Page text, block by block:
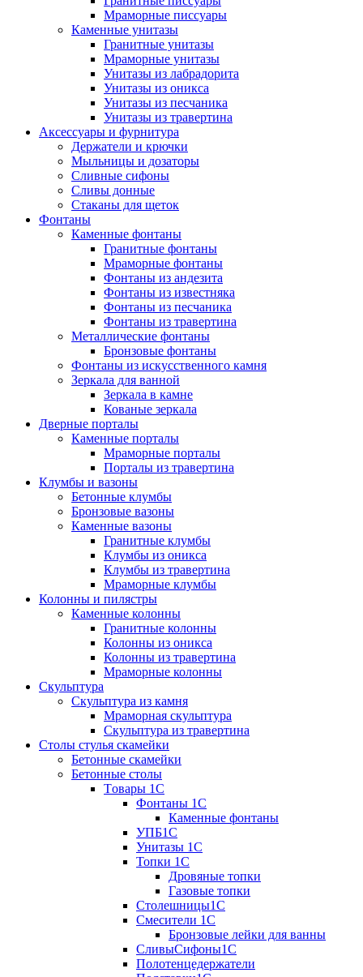
Мраморные писсуары
Каменные унитазы
Гранитные унитазы
Мраморные унитазы
Унитазы из лабрадорита
Унитазы из оникса
Унитазы из песчаника
Унитазы из травертина
Аксессуары и фурнитура
Держатели и крючки
Мыльницы и дозаторы
Сливные сифоны
Сливы донные
Стаканы для щеток
Фонтаны
Каменные фонтаны
Гранитные фонтаны
Мраморные фонтаны
Фонтаны из андезита
Фонтаны из известняка
Фонтаны из песчаника
Фонтаны из травертина
Металлические фонтаны
Бронзовые фонтаны
Фонтаны из искусственного камня
Зеркала для ванной
Зеркала в камне
Кованые зеркала
Дверные порталы
Каменные порталы
Мраморные порталы
Порталы из травертина
Клумбы и вазоны
Бетонные клумбы
Бронзовые вазоны
Каменные вазоны
Гранитные клумбы
Клумбы из оникса
Клумбы из травертина
Мраморные клумбы
Колонны и пилястры
Каменные колонны
Гранитные колонны
Колонны из оникса
Колонны из травертина
Мраморные колонны
Скульптура
Скульптура из камня
Мраморная скульптура
Скульптура из травертина
Столы стулья скамейки
Бетонные скамейки
Бетонные столы
Tовары 1C
Фонтаны 1C
Каменные фонтаны
УПБ1С
Унитазы 1С
Топки 1С
Дровяные топки
Газовые топки
Столешницы1С
Смесители 1С
Бронзовые лейки для ванны
СливыСифоны1С
Полотенцедержатели